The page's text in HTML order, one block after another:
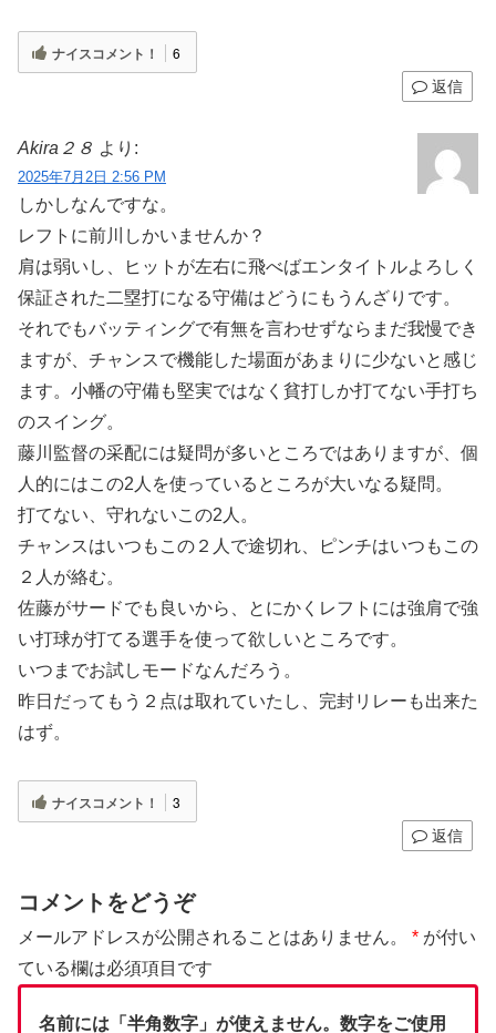
ナイスコメント！ 6
返信
Akira２８ より:
2025年7月2日 2:56 PM
しかしなんですな。
レフトに前川しかいませんか？
肩は弱いし、ヒットが左右に飛べばエンタイトルよろしく
保証された二塁打になる守備はどうにもうんざりです。
それでもバッティングで有無を言わせずならまだ我慢でき
ますが、チャンスで機能した場面があまりに少ないと感じ
ます。小幡の守備も堅実ではなく貧打しか打てない手打ち
のスイング。
藤川監督の采配には疑問が多いところではありますが、個
人的にはこの2人を使っているところが大いなる疑問。
打てない、守れないこの2人。
チャンスはいつもこの２人で途切れ、ピンチはいつもこの
２人が絡む。
佐藤がサードでも良いから、とにかくレフトには強肩で強
い打球が打てる選手を使って欲しいところです。
いつまでお試しモードなんだろう。
昨日だってもう２点は取れていたし、完封リレーも出来た
はず。
ナイスコメント！ 3
返信
コメントをどうぞ
メールアドレスが公開されることはありません。 * が付い
ている欄は必須項目です
名前には「半角数字」が使えません。数字をご使用